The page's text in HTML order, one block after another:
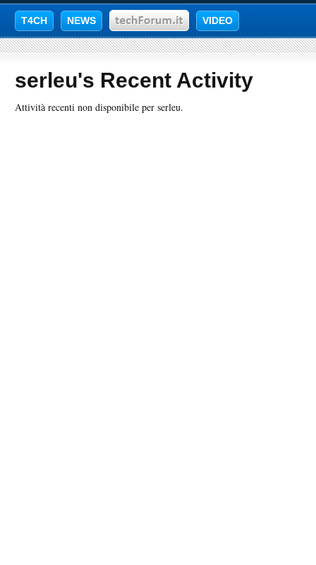
T4CH NEWS VIDEO
serleu's Recent Activity
Attività recenti non disponibile per serleu.